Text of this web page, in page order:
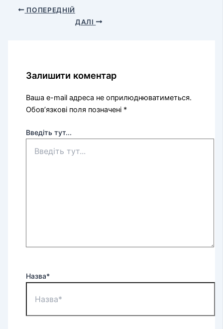
ПОПЕРЕДНІЙ
ДАЛІ
Залишити коментар
Ваша e-mail адреса не оприлюднюватиметься.
Обов’язкові поля позначені *
Введіть тут...
Назва*